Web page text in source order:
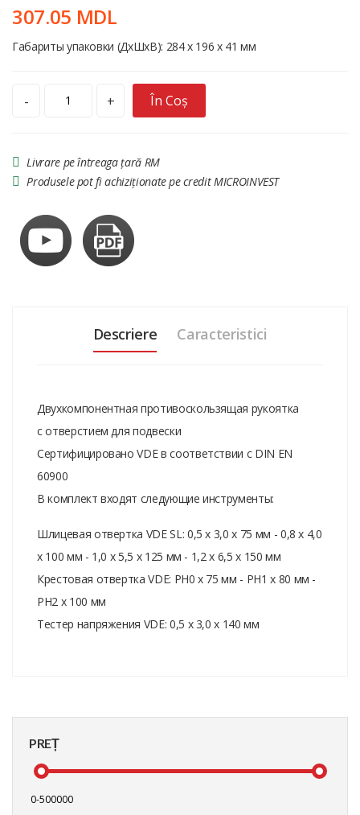
PREȚ
307.05 MDL
Габариты упаковки (ДхШхВ): 284 x 196 x 41 мм
- + În Coș
Livrare pe întreaga țară RM
Produsele pot fi achiziționate pe credit MICROINVEST
Descriere Caracteristici
Двухкомпонентная противоскользящая рукоятка
с отверстием для подвески
Сертифицировано VDE в соответствии с DIN EN
60900
В комплект входят следующие инструменты:
Шлицевая отвертка VDE SL: 0,5 x 3,0 x 75 мм - 0,8 x 4,0
x 100 мм - 1,0 x 5,5 x 125 мм - 1,2 x 6,5 x 150 мм
Крестовая отвертка VDE: PH0 x 75 мм - PH1 x 80 мм -
PH2 x 100 мм
Тестер напряжения VDE: 0,5 x 3,0 x 140 мм